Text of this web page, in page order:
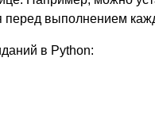
перед выполнением
в Python: